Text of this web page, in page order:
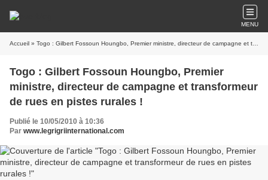
MENU
Accueil » Togo : Gilbert Fossoun Houngbo, Premier ministre, directeur de campagne et transformeur de rues en pistes rurales !
Togo : Gilbert Fossoun Houngbo, Premier
ministre, directeur de campagne et transformeur
de rues en pistes rurales !
Publié le 10/05/2010 à 10:36
Par www.legrigriinternational.com